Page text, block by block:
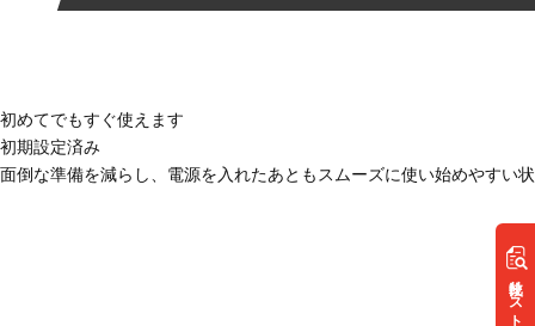
リスト
初めてでもすぐ使えます
初期設定済み
面倒な準備を減らし、電源を入れたあともスムーズに使い始めやすい